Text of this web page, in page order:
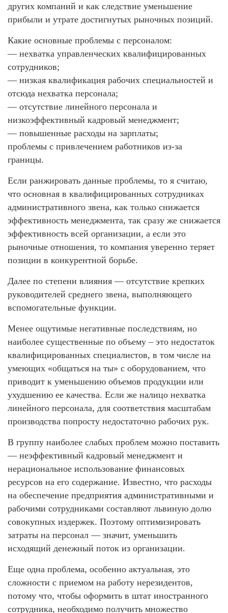
других компаний и как следствие уменьшение
прибыли и утрате достигнутых рыночных позиций.
Какие основные проблемы с персоналом:
— нехватка управленческих квалифицированных
сотрудников;
— низкая квалификация рабочих специальностей и
отсюда нехватка персонала;
— отсутствие линейного персонала и
низкоэффективный кадровый менеджмент;
— повышенные расходы на зарплаты;
проблемы с привлечением работников из-за
границы.
Если ранжировать данные проблемы, то я считаю,
что основная в квалифицированных сотрудниках
административного звена, как только снижается
эффективность менеджмента, так сразу же снижается
эффективность всей организации, а если это
рыночные отношения, то компания уверенно теряет
позиции в конкурентной борьбе.
Далее по степени влияния — отсутствие крепких
руководителей среднего звена, выполняющего
вспомогательные функции.
Менее ощутимые негативные последствиям, но
наиболее существенные по объему – это недостаток
квалифицированных специалистов, в том числе на
умеющих «общаться на ты» с оборудованием, что
приводит к уменьшению объемов продукции или
ухудшению ее качества. Если же налицо нехватка
линейного персонала, для соответствия масштабам
производства попросту недостаточно рабочих рук.
В группу наиболее слабых проблем можно поставить
— неэффективный кадровый менеджмент и
нерациональное использование финансовых
ресурсов на его содержание. Известно, что расходы
на обеспечение предприятия административными и
рабочими сотрудниками составляют львиную долю
совокупных издержек. Поэтому оптимизировать
затраты на персонал — значит, уменьшить
исходящий денежный поток из организации.
Еще одна проблема, особенно актуальная, это
сложности с приемом на работу нерезидентов,
потому что, чтобы оформить в штат иностранного
сотрудника, необходимо получить множество